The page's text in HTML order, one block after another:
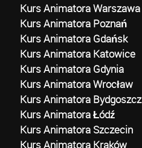
Kurs Animatora Warszawa
Kurs Animatora Poznań
Kurs Animatora Gdańsk
Kurs Animatora Katowice
Kurs Animatora Gdynia
Kurs Animatora Wrocław
Kurs Animatora Bydgoszcz
Kurs Animatora Łódź
Kurs Animatora Szczecin
Kurs Animatora Kraków